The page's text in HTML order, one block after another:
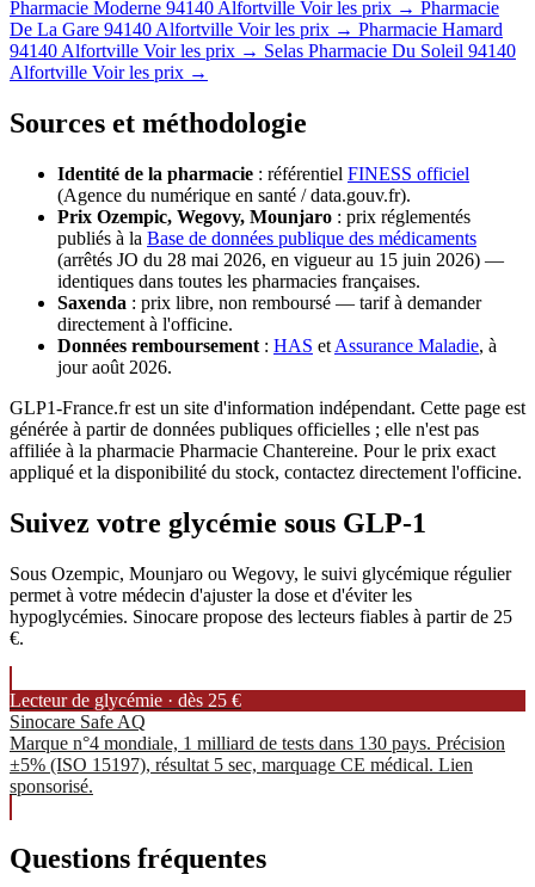
Pharmacie Moderne 94140 Alfortville Voir les prix → Pharmacie
De La Gare 94140 Alfortville Voir les prix → Pharmacie Hamard
94140 Alfortville Voir les prix → Selas Pharmacie Du Soleil 94140
Alfortville Voir les prix →
Sources et méthodologie
Identité de la pharmacie : référentiel FINESS officiel
(Agence du numérique en santé / data.gouv.fr).
Prix Ozempic, Wegovy, Mounjaro : prix réglementés
publiés à la Base de données publique des médicaments
(arrêtés JO du 28 mai 2026, en vigueur au 15 juin 2026) —
identiques dans toutes les pharmacies françaises.
Saxenda : prix libre, non remboursé — tarif à demander
directement à l'officine.
Données remboursement : HAS et Assurance Maladie, à
jour août 2026.
GLP1-France.fr est un site d'information indépendant. Cette page est
générée à partir de données publiques officielles ; elle n'est pas
affiliée à la pharmacie Pharmacie Chantereine. Pour le prix exact
appliqué et la disponibilité du stock, contactez directement l'officine.
Suivez votre glycémie sous GLP-1
Sous Ozempic, Mounjaro ou Wegovy, le suivi glycémique régulier
permet à votre médecin d'ajuster la dose et d'éviter les
hypoglycémies. Sinocare propose des lecteurs fiables à partir de 25
€.
Lecteur de glycémie · dès 25 €
Sinocare Safe AQ
Marque n°4 mondiale, 1 milliard de tests dans 130 pays. Précision
±5% (ISO 15197), résultat 5 sec, marquage CE médical. Lien
sponsorisé.
Questions fréquentes